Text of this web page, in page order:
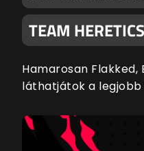
TEAM
Hamarosan Flakked,
láthatjátok a legjobb